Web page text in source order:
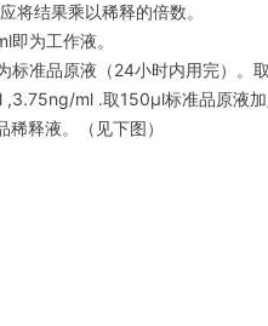
将结果乘以稀释的倍数。
为工作液。
准品原液（24小时内用完）。
ml .取150μl标准品原液
释液。（见下图）